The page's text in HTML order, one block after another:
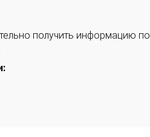
получить информацию по